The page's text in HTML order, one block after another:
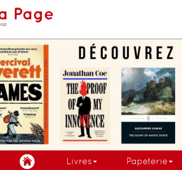
Livres Papeterie